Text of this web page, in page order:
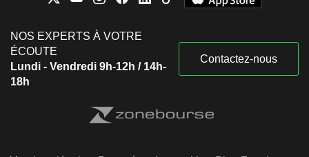
NOS EXPERTS À VOTRE
ÉCOUTE
Lundi - Vendredi 9h-12h / 14h-
18h
Contactez-nous